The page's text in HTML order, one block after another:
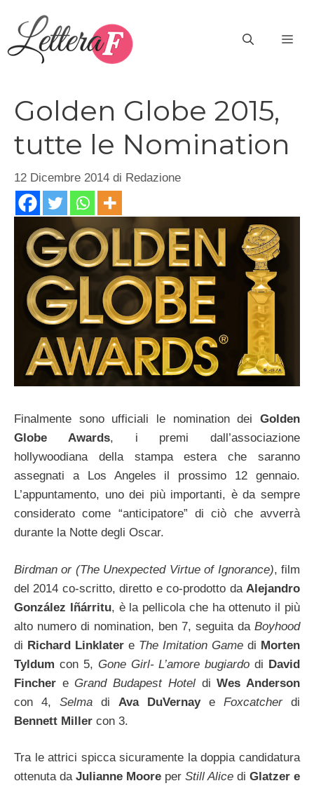
contenuto
Golden Globe 2015,
tutte le Nomination
12 Dicembre 2014 di Redazione
Finalmente sono ufficiali le nomination dei Golden
Globe Awards, i premi dall’associazione
hollywoodiana della stampa estera che saranno
assegnati a Los Angeles il prossimo 12 gennaio.
L’appuntamento, uno dei più importanti, è da sempre
considerato come “anticipatore” di ciò che avverrà
durante la Notte degli Oscar.
Birdman or (The Unexpected Virtue of Ignorance), film
del 2014 co-scritto, diretto e co-prodotto da Alejandro
González Iñárritu, è la pellicola che ha ottenuto il più
alto numero di nomination, ben 7, seguita da Boyhood
di Richard Linklater e The Imitation Game di Morten
Tyldum con 5, Gone Girl- L’amore bugiardo di David
Fincher eGrand Budapest HoteldiWes Anderson
con 4, Selma di Ava DuVernaye Foxcatcherdi
Bennett Miller con 3.
Tra le attrici spicca sicuramente la doppia candidatura
ottenuta da Julianne Moore per Still Alice di Glatzer e